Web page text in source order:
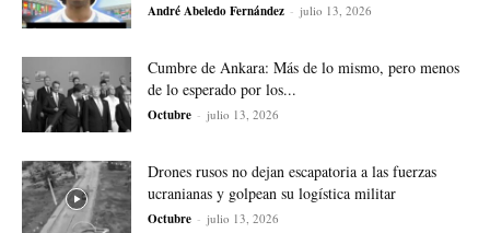
André Abeledo Fernández - julio 13, 2026
Cumbre de Ankara: Más de lo mismo, pero menos
de lo esperado por los...
Octubre - julio 13, 2026
Drones rusos no dejan escapatoria a las fuerzas
ucranianas y golpean su logística militar
Octubre - julio 13, 2026